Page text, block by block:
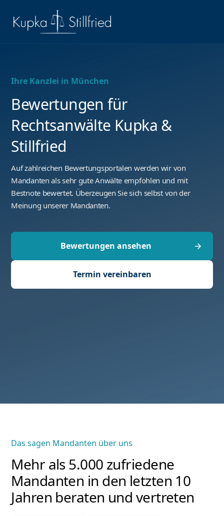
Ihre Kanzlei in München
Bewertungen für
Rechtsanwälte Kupka &
Stillfried
Auf zahlreichen Bewertungsportalen werden wir von
Mandanten als sehr gute Anwälte empfohlen und mit
Bestnote bewertet. Überzeugen Sie sich selbst von der
Meinung unserer Mandanten.
Bewertungen ansehen
Termin vereinbaren
Das sagen Mandanten über uns
Mehr als 5.000 zufriedene
Mandanten in den letzten 10
Jahren beraten und vertreten